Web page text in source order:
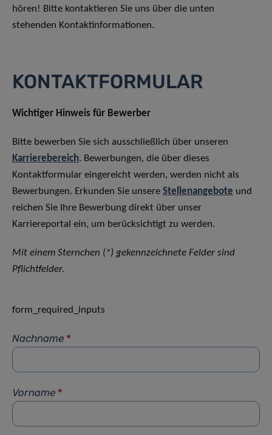
hören! Bitte kontaktieren Sie uns über die unten
stehenden Kontaktinformationen.
KONTAKTFORMULAR
Wichtiger Hinweis für Bewerber
Bitte bewerben Sie sich ausschließlich über unseren
Karrierebereich. Bewerbungen, die über dieses
Kontaktformular eingereicht werden, werden nicht als
Bewerbungen. Erkunden Sie unsere Stellenangebote und
reichen Sie Ihre Bewerbung direkt über unser
Karriereportal ein, um berücksichtigt zu werden.
Mit einem Sternchen (*) gekennzeichnete Felder sind
Pflichtfelder.
form_required_inputs
Nachname *
Vorname *